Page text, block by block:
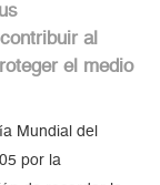
al
el medio
Mundial del
por la